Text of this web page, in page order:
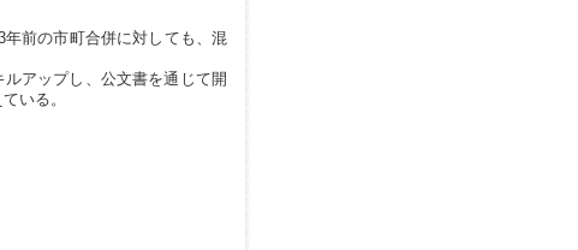
前の市町合併に対しても、混
アップし、公文書を通じて開
いる。